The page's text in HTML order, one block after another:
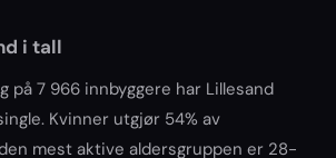
i tall
på 7 966 innbyggere har Lillesand
Kvinner utgjør 54% av
mest aktive aldersgruppen er 28-